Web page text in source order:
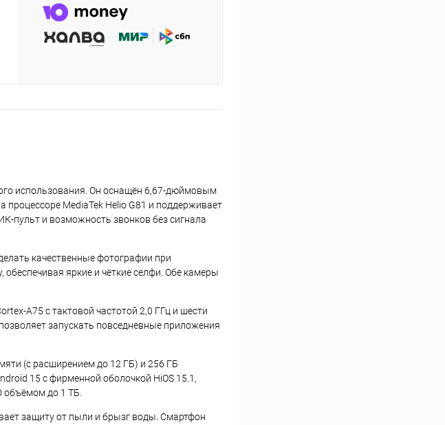
использования. Он оснащён 6,67-дюймовым
MediaTek Helio G81 и поддерживает
пульт и возможность звонков без сигнала
качественные фотографии при
яркие и чёткие селфи. Обе камеры
A75 с тактовой частотой 2,0 ГГц и шести
запускать повседневные приложения
(с расширением до 12 ГБ) и 256 ГБ
15 с фирменной оболочкой HiOS 15.1,
объёмом до 1 ТБ.
защиту от пыли и брызг воды. Смартфон